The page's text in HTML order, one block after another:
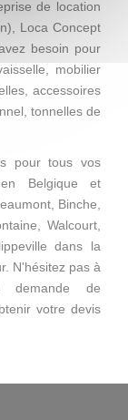
de location
Loca Concept
besoin pour
mobilier
accessoires
tonnelles de
pour tous vos
Belgique et
Binche,
Walcourt,
dans la
N'hésitez pas à
demande de
votre devis